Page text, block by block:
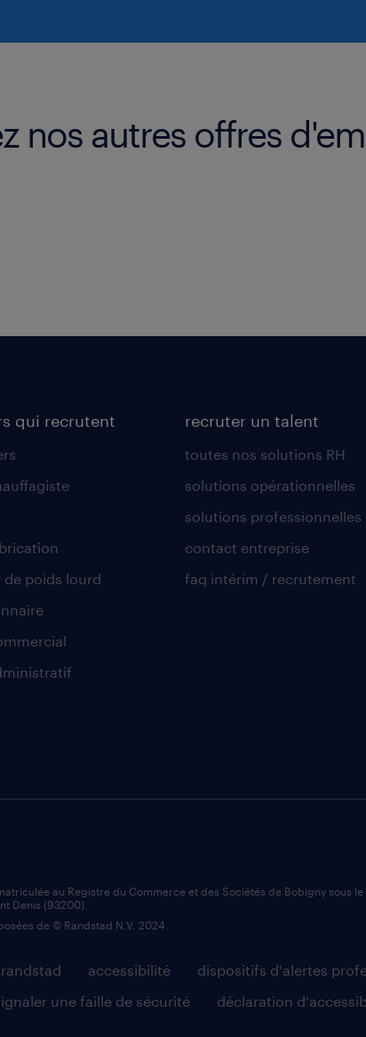
nos autres offres
qui recrutent
poids lourd
recruter un talent
toutes nos solutions RH
solutions opérationnelles
solutions professionnelles
contact entreprise
faq intérim / recrutement
accessibilité
dispositifs d'alertes
une faille de sécurité déclaration
au Registre du Commerce et des Sociétés de Bobigny sous
Denis (93200).
de © Randstad N.V. 2024.